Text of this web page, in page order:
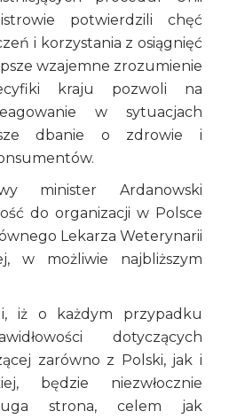
potwierdzili chęć
i korzystania z osiągnięć
wzajemne zrozumienie
kraju pozwoli na
w sytuacjach
dbanie o zdrowie i
minister Ardanowski
do organizacji w Polsce
Lekarza Weterynarii
w możliwie najbliższym
iż o każdym przypadku
dotyczących
zarówno z Polski, jak i
będzie niezwłocznie
strona, celem jak